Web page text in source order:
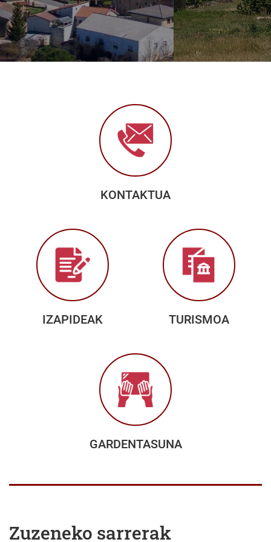
KONTAKTUA
IZAPIDEAK TURISMOA
GARDENTASUNA
Zuzeneko sarrerak